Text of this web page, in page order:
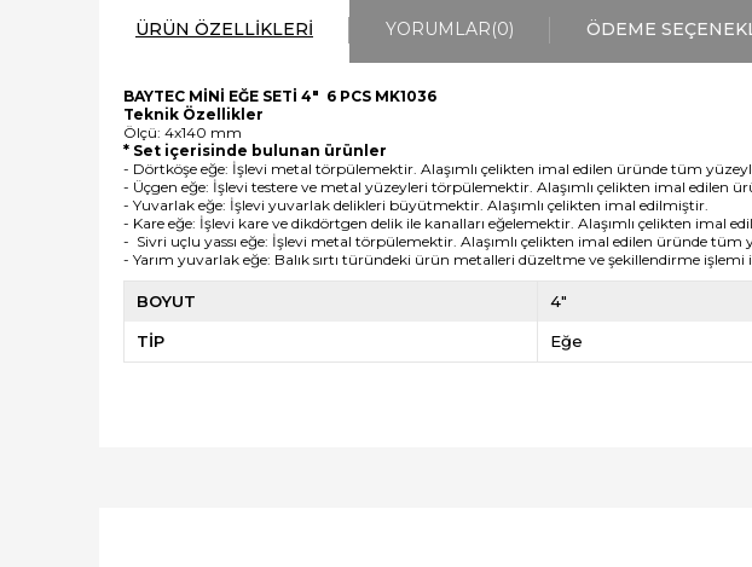
ÜRÜN ÖZELLIKLERI YORUMLAR(0) ÖDEME
BAYTEC MİNİ EĞE SETİ 4" 6 PCS MK1036
Teknik Özellikler
Ölçü: 4x140 mm
* Set içerisinde bulunan ürünler
- Dörtköşe eğe: İşlevi metal törpülemektir. Alaşımlı çelikten imal edilen üründe tüm
- Üçgen eğe: İşlevi testere ve metal yüzeyleri törpülemektir. Alaşımlı çelikten imal edilen
- Yuvarlak eğe: İşlevi yuvarlak delikleri büyütmektir. Alaşımlı çelikten imal edilmiştir.
- Kare eğe: İşlevi kare ve dikdörtgen delik ile kanalları eğelemektir. Alaşımlı çelikten imal
- Sivri uçlu yassı eğe: İşlevi metal törpülemektir. Alaşımlı çelikten imal edilen üründe tüm
- Yarım yuvarlak eğe: Balık sırtı türündeki ürün metalleri düzeltme ve şekillendirme
BOYUT 4"
TİP Eğe